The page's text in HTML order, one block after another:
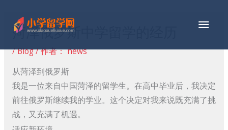
容
主
菏泽俄罗斯中学留学的经历
/Blog/ 作者：news
从菏泽到俄罗斯
我是一位来自中国菏泽的留学生。在高中毕业后，我决定
前往俄罗斯继续我的学业。这个决定对我来说既充满了挑
战，又充满了机遇。